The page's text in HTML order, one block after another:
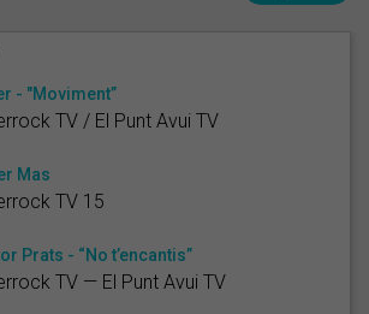
- "Moviment”
TV / El Punt Avui TV
Mas
TV 15
Prats - “No t’encantis”
TV — El Punt Avui TV